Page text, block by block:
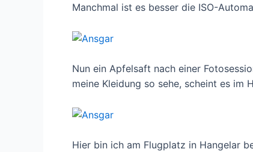
Manchmal ist es besser die ISO-
Nun ein Apfelsaft nach einer
meine Kleidung so sehe, scheint es im
Hier bin ich am Flugplatz in Hangelar